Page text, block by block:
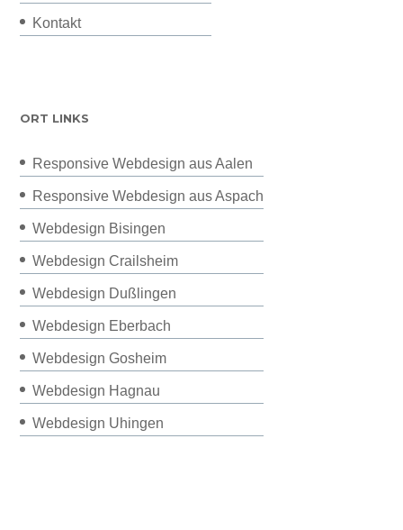
Kontakt
ORT LINKS
Responsive Webdesign aus Aalen
Responsive Webdesign aus Aspach
Webdesign Bisingen
Webdesign Crailsheim
Webdesign Dußlingen
Webdesign Eberbach
Webdesign Gosheim
Webdesign Hagnau
Webdesign Uhingen